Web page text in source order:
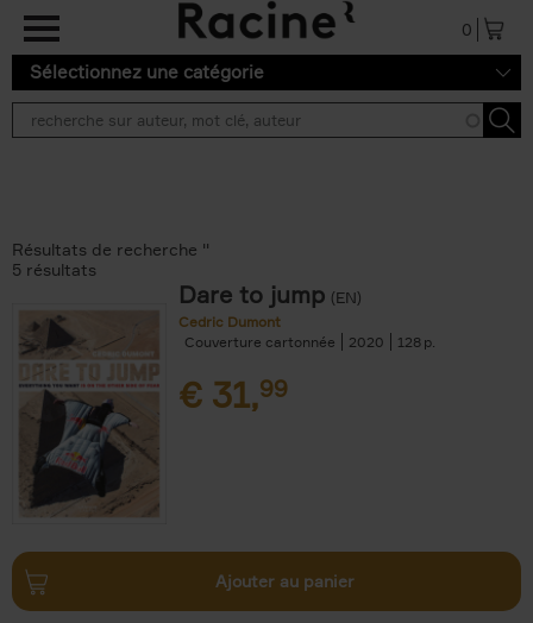
Aller au contenu principal
0
Sélectionnez une catégorie
Résultats de recherche ''
5 résultats
Dare to jump (EN)
Cedric Dumont
Couverture cartonnée
2020 128
€ 31,99
Ajouter au panier